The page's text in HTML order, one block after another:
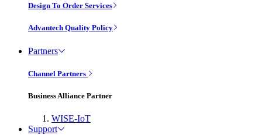
Design To Order Services
Advantech Quality Policy
Partners
Channel Partners
Business Alliance Partner
WISE-IoT
Support